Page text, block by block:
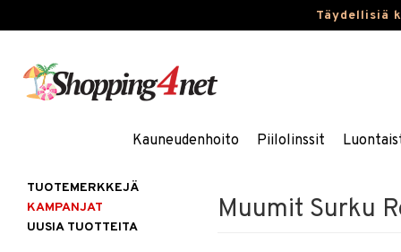
Täydellisiä
Kauneudenhoito Piilolinssit
Muumit Surku
TUOTEMERKKEJÄ
KAMPANJAT
UUSIA TUOTTEITA